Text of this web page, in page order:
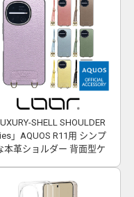
SHELL SHOULDER
」AQUOS R11用 シンプ
本革ショルダー 背面型ケ